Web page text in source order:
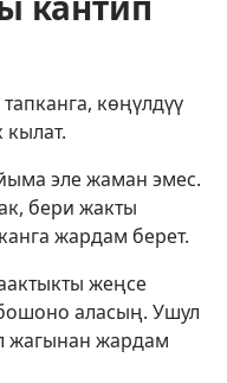
көңүлдүү
кылат.
эле жаман эмес.
бери жакты
жардам берет.
жеңсе
аласың. Ушул
жагынан жардам